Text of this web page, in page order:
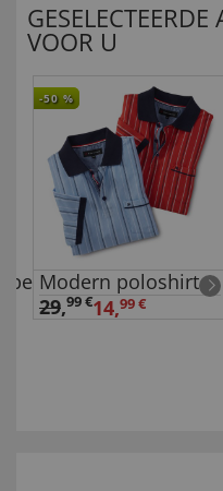
VOOR U
-50 %
Modern poloshirt
29,99 €14,99 €